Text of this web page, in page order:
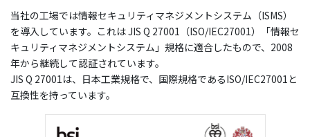
当社の工場では情報セキュリティマネジメントシステム（ISMS）
を導入しています。これは JIS Q 27001（ISO/IEC27001）「情報セ
キュリティマネジメントシステム」規格に適合したもので、2008
年から継続して認証されています。
JIS Q 27001は、日本工業規格で、国際規格であるISO/IEC27001と
互換性を持っています。